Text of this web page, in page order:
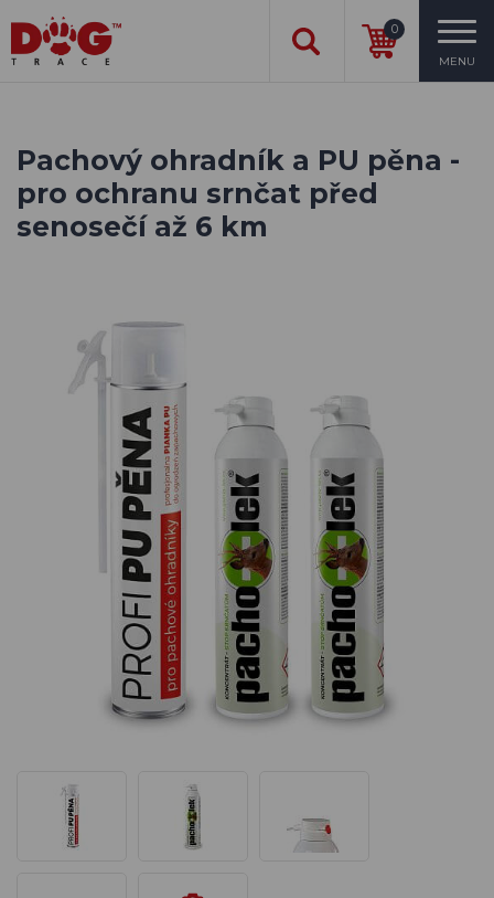
0
MENU
Pachový ohradník a PU pěna -
pro ochranu srnčat před
senosečí až 6 km